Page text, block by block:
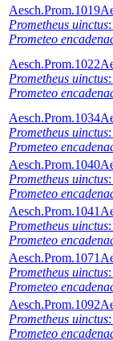
Aesch.Prom.1019
Prometheus uinctus
Prometeo
Aesch.Prom.1022
Prometheus uinctus
Prometeo
Aesch.Prom.1034
Prometheus uinctus
Prometeo
Aesch.Prom.1040
Prometheus uinctus
Prometeo
Aesch.Prom.1041
Prometheus uinctus
Prometeo
Aesch.Prom.1071
Prometheus uinctus
Prometeo
Aesch.Prom.1092
Prometheus uinctus
Prometeo